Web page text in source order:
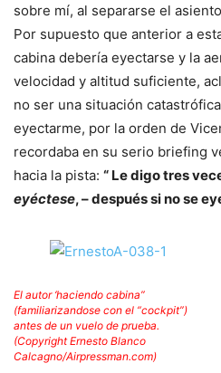
sobre mí, al separarse el
Por supuesto que anterior a
cabina debería eyectarse y la
velocidad y altitud suficiente,
no ser una situación
eyectarme, por la orden de
recordaba en su serio briefing
hacia la pista: “ Le digo tres
eyéctese, – después si no se
El autor ‘haciendo cabina”
(familiarizandose con el “cockpit”)
antes de un vuelo de prueba.
(Copyright Ernesto Blanco
Calcagno/Airpressman.com)